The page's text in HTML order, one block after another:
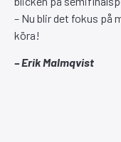
– Nu blir det fokus på
köra!
– Erik Malmqvist